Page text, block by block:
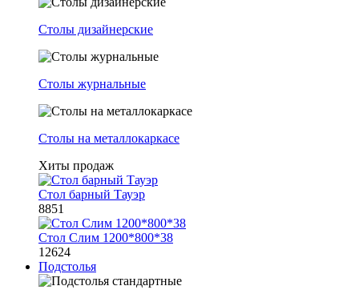
Столы дизайнерские
Столы журнальные
Столы на металлокаркасе
Хиты продаж
Стол барный Тауэр
8851
Стол Слим 1200*800*38
12624
Подстолья